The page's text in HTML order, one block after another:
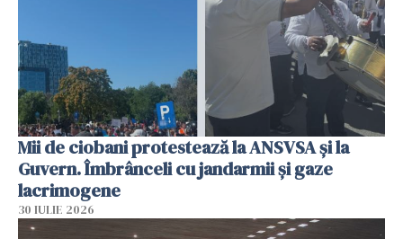
Mii de ciobani protestează la ANSVSA și la
Guvern. Îmbrânceli cu jandarmii și gaze
lacrimogene
30 IULIE 2026